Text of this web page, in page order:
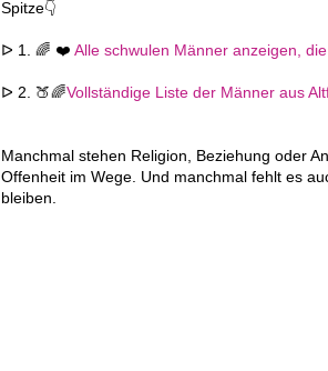
Spitze👇
ᐅ 1. 🌈 ❤️Alle schwulen Männer anzeigen,
ᐅ 2. 🍑🌈Vollständige Liste der Männer aus
Manchmal stehen Religion, Beziehung oder
Offenheit im Wege. Und manchmal fehlt es
bleiben.